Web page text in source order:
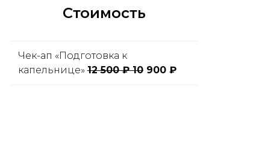
Стоимость
Чек-ап «Подготовка к
капельнице» 12 500 ₽ 10 900 ₽